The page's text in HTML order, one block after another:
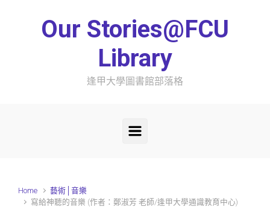
Our Stories@FCU
Library
逢甲大學圖書館部落格
Home
藝術│音樂
寫給神聽的音樂 (作者：鄭淑芳 老師/逢甲大學通識教育中心)